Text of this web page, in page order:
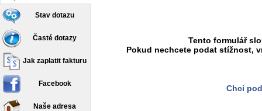
Stav dotazu
Časté dotazy
Jak zaplatit fakturu
Facebook
Naše adresa
Tento formulář
Pokud nechcete podat stížnost,
Chci